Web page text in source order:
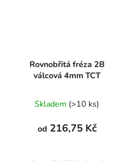
Rovnobřitá fréza 2B
válcová 4mm TCT
Skladem (>10 ks)
od 216,75 Kč